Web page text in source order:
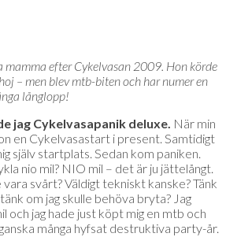
mamma efter Cykelvasan 2009. Hon körde
– men blev mtb-biten och har numer en
långlopp!
jag Cykelvasapanik deluxe. När min
en Cykelvasastart i present. Samtidigt
själv startplats. Sedan kom paniken.
nio mil? NIO mil – det är ju jättelångt.
svårt? Väldigt tekniskt kanske? Tänk
om jag skulle behöva bryta? Jag
och jag hade just köpt mig en mtb och
många hyfsat destruktiva party-år.